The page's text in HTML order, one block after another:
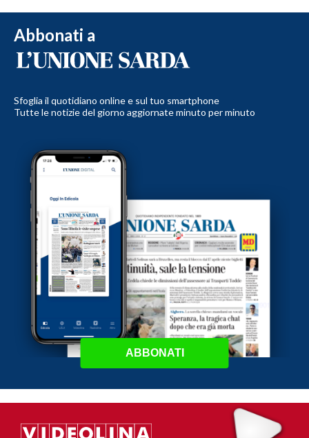
Abbonati a
Sfoglia il quotidiano online e sul tuo smartphone
Tutte le notizie del giorno aggiornate minuto per minuto
ABBONATI